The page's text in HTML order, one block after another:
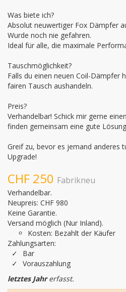
Was biete ich?
Absolut neuwertiger Fox Dämpfer
Wurde noch nie gefahren.
Ideal für alle, die maximale
Tauschmöglichkeit?
Falls du einen neuen Coil-Dämpfer
fairen Tausch aushandeln.
Preis?
Verhandelbar! Schick mir gerne
finden gemeinsam eine gute
Greif zu, bevor es jemand anderes
Upgrade!
CHF 250 Fabrikneu
Verhandelbar.
Neupreis: CHF 980
Keine Garantie.
Versand möglich (Nur Inland).
Kosten: Bezahlt der Käufer
Zahlungsarten:
Bar
Vorauszahlung
letztes Jahrerfasst.